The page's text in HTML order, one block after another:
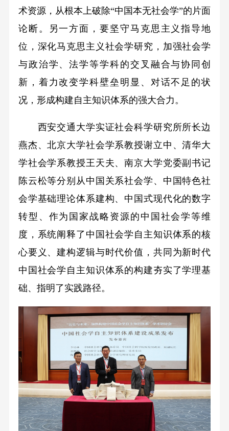
术资源，从根本上破除“中国本无社会学”的片面
论断。另一方面，要坚守马克思主义指导地
位，深化马克思主义社会学研究，加强社会学
与政治学、法学等学科的交叉融合与协同创
新，着力改变学科壁垒明显、对话不足的状
况，形成构建自主知识体系的强大合力。
西安交通大学实证社会科学研究所所长边
燕杰、北京大学社会学系教授谢立中、清华大
学社会学系教授王天夫、南京大学党委副书记
陈云松等分别从中国关系社会学、中国特色社
会学基础理论体系建构、中国式现代化的数字
转型、作为国家战略资源的中国社会学等维
度，系统阐释了中国社会学自主知识体系的核
心要义、建构逻辑与时代价值，共同为新时代
中国社会学自主知识体系的构建夯实了学理基
础、指明了实践路径。